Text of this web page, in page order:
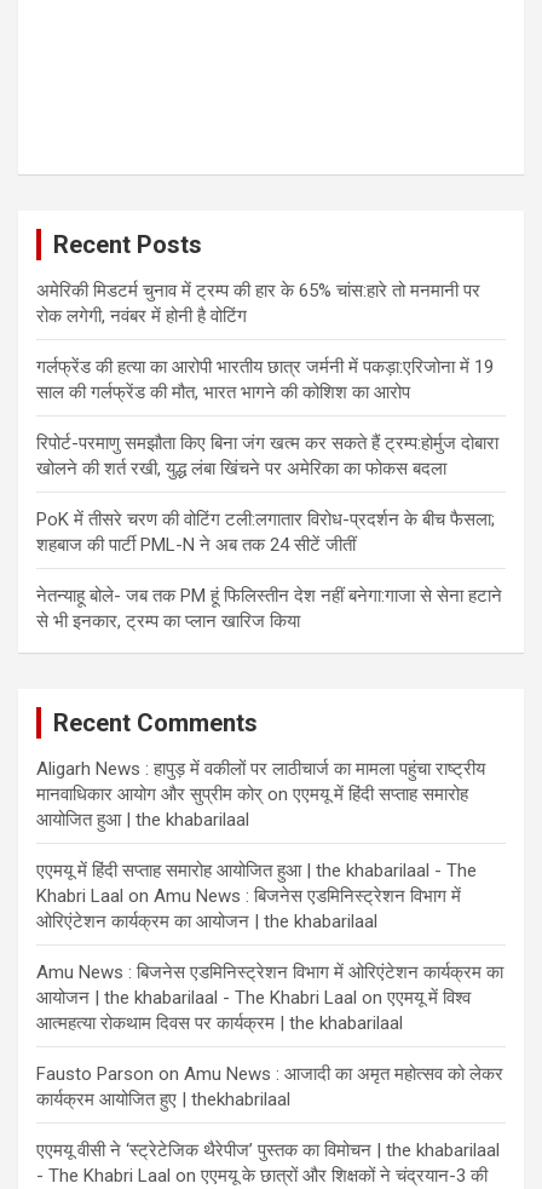
Recent Posts
अमेरिकी मिडटर्म चुनाव में ट्रम्प की हार के 65% चांस:हारे तो मनमानी पर
रोक लगेगी, नवंबर में होनी है वोटिंग
गर्लफ्रेंड की हत्या का आरोपी भारतीय छात्र जर्मनी में पकड़ा:एरिजोना में 19
साल की गर्लफ्रेंड की मौत, भारत भागने की कोशिश का आरोप
रिपोर्ट-परमाणु समझौता किए बिना जंग खत्म कर सकते हैं ट्रम्प:होर्मुज दोबारा
खोलने की शर्त रखी, युद्ध लंबा खिंचने पर अमेरिका का फोकस बदला
PoK में तीसरे चरण की वोटिंग टली:लगातार विरोध-प्रदर्शन के बीच फैसला;
शहबाज की पार्टी PML-N ने अब तक 24 सीटें जीतीं
नेतन्याहू बोले- जब तक PM हूं फिलिस्तीन देश नहीं बनेगा:गाजा से सेना हटाने
से भी इनकार, ट्रम्प का प्लान खारिज किया
Recent Comments
Aligarh News : हापुड़ में वकीलों पर लाठीचार्ज का मामला पहुंचा राष्ट्रीय
मानवाधिकार आयोग और सुप्रीम कोर् onएएमयू में हिंदी सप्ताह समारोह
आयोजित हुआ | the khabarilaal
एएमयू में हिंदी सप्ताह समारोह आयोजित हुआ | the khabarilaal - The
Khabri Laal on Amu News : बिजनेस एडमिनिस्ट्रेशन विभाग में
ओरिएंटेशन कार्यक्रम का आयोजन | the khabarilaal
Amu News : बिजनेस एडमिनिस्ट्रेशन विभाग में ओरिएंटेशन कार्यक्रम का
आयोजन | the khabarilaal - The Khabri Laal onएएमयू में विश्व
आत्महत्या रोकथाम दिवस पर कार्यक्रम | the khabarilaal
Fausto Parson on Amu News : आजादी का अमृत महोत्सव को लेकर
कार्यक्रम आयोजित हुए | thekhabrilaal
एएमयू वीसी ने ‘स्ट्रेटेजिक थैरेपीज’ पुस्तक का विमोचन | the khabarilaal
- The Khabri Laal onएएमयू के छात्रों और शिक्षकों ने चंद्रयान-3 की